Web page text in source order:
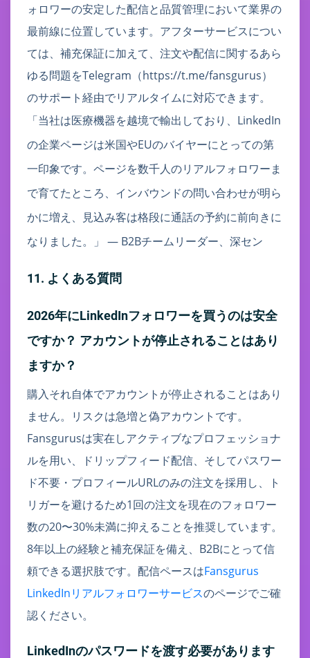
ォロワーの安定した配信と品質管理において業界の
最前線に位置しています。アフターサービスについ
ては、補充保証に加えて、注文や配信に関するあら
ゆる問題をTelegram（https://t.me/fansgurus）
のサポート経由でリアルタイムに対応できます。
「当社は医療機器を越境で輸出しており、LinkedIn
の企業ページは米国やEUのバイヤーにとっての第
一印象です。ページを数千人のリアルフォロワーま
で育てたところ、インバウンドの問い合わせが明ら
かに増え、見込み客は格段に通話の予約に前向きに
なりました。」 — B2Bチームリーダー、深セン
11. よくある質問
2026年にLinkedInフォロワーを買うのは安全
ですか？ アカウントが停止されることはあり
ますか？
購入それ自体でアカウントが停止されることはあり
ません。リスクは急増と偽アカウントです。
Fansgurusは実在しアクティブなプロフェッショナ
ルを用い、ドリップフィード配信、そしてパスワー
ド不要・プロフィールURLのみの注文を採用し、ト
リガーを避けるため1回の注文を現在のフォロワー
数の20〜30%未満に抑えることを推奨しています。
8年以上の経験と補充保証を備え、B2Bにとって信
頼できる選択肢です。配信ペースはFansgurus
LinkedInリアルフォロワーサービスのページでご確
認ください。
LinkedInのパスワードを渡す必要があります